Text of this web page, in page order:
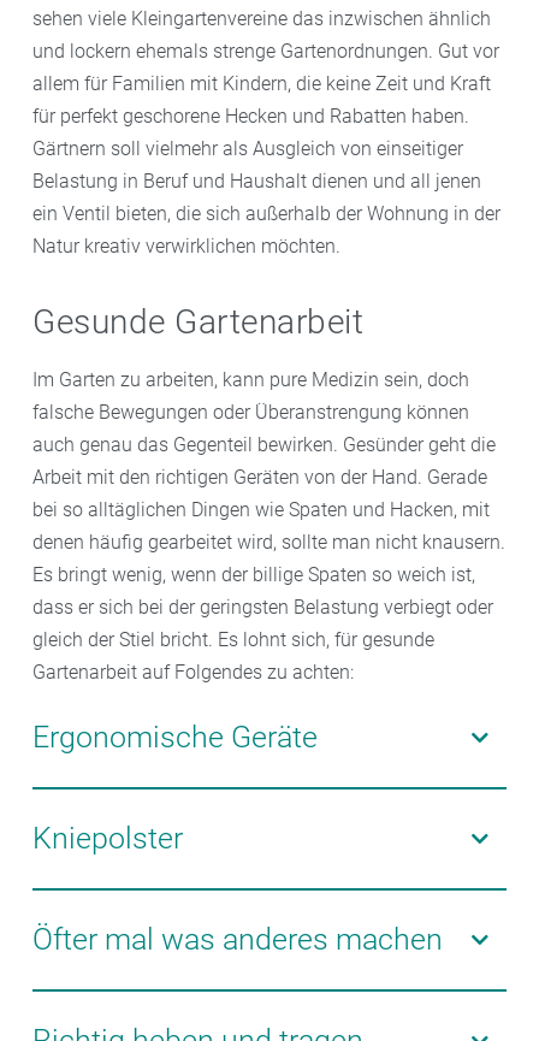
sehen viele Kleingartenvereine das inzwischen ähnlich
und lockern ehemals strenge Gartenordnungen. Gut vor
allem für Familien mit Kindern, die keine Zeit und Kraft
für perfekt geschorene Hecken und Rabatten haben.
Gärtnern soll vielmehr als Ausgleich von einseitiger
Belastung in Beruf und Haushalt dienen und all jenen
ein Ventil bieten, die sich außerhalb der Wohnung in der
Natur kreativ verwirklichen möchten.
Gesunde Gartenarbeit
Im Garten zu arbeiten, kann pure Medizin sein, doch
falsche Bewegungen oder Überanstrengung können
auch genau das Gegenteil bewirken. Gesünder geht die
Arbeit mit den richtigen Geräten von der Hand. Gerade
bei so alltäglichen Dingen wie Spaten und Hacken, mit
denen häufig gearbeitet wird, sollte man nicht knausern.
Es bringt wenig, wenn der billige Spaten so weich ist,
dass er sich bei der geringsten Belastung verbiegt oder
gleich der Stiel bricht. Es lohnt sich, für gesunde
Gartenarbeit auf Folgendes zu achten:
Ergonomische Geräte
Dem Rücken zuliebe sollten Mäher, Rechen und
Heckenschere die richtige Größe haben oder im
Idealfall verstellbar sein, wie etwa eine
Teleskopheckenschere. Hersteller bieten außerdem
Geräte mit ergonomischen Griffen, die Druckstellen
belastet die Halswirbelsäule. Wenn es doch sein
muss, erleichtern Geräte mit verlängertem Griff oder
Kniepolster
Arbeiten in der Hocke belastet die Gelenke.
Schonender ist es, für die Arbeit am Boden Kniepolster
Öfter mal was anderes machen
Bei der Gartenarbeit vergeht die Zeit im Flug. Doch
spätestens nach einer halben Stunde ist es an der